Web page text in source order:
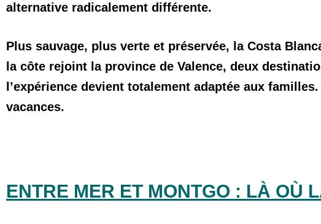
alternative radicalement différente.
Plus sauvage, plus verte et préservée, la Costa
la côte rejoint la province de Valence, deux
l’expérience devient totalement adaptée aux
vacances.
ENTRE MER ET MONTGO : LÀ OÙ